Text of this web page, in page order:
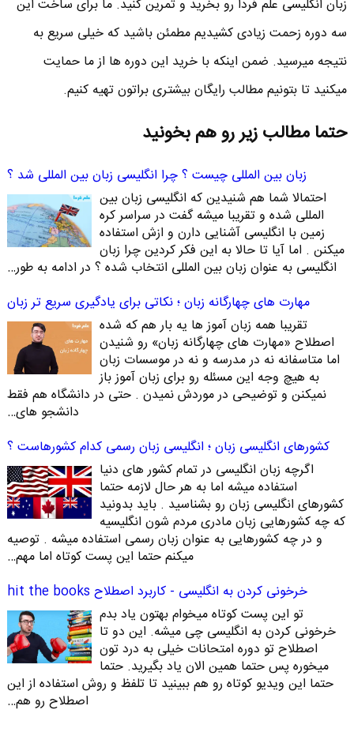
زبان انگلیسی علم فردا رو بخرید و تمرین کنید. ما برای ساخت این
سه دوره زحمت زیادی کشیدیم مطمئن باشید که خیلی سریع به
نتیجه میرسید. ضمن اینکه با خرید این دوره ها از ما حمایت
میکنید تا بتونیم مطالب رایگان بیشتری براتون تهیه کنیم.
حتما مطالب زیر رو هم بخونید
زبان بین المللی چیست ؟ چرا انگلیسی زبان بین المللی شد ؟
احتمالا شما هم شنیدین که انگلیسی زبان بین
المللی شده و تقریبا میشه گفت در سراسر کره
زمین با انگلیسی آشنایی دارن و ازش استفاده
میکنن . اما آیا تا حالا به این فکر کردین چرا زبان
انگلیسی به عنوان زبان بین المللی انتخاب شده ؟ در ادامه به طور…
مهارت های چهارگانه زبان ؛ نکاتی برای یادگیری سریع تر زبان
تقریبا همه زبان آموز ها یه بار هم که شده
اصطلاح «مهارت های چهارگانه زبان» رو شنیدن
اما متاسفانه نه در مدرسه و نه در موسسات زبان
به هیچ وجه این مسئله رو برای زبان آموز باز
نمیکنن و توضیحی در موردش نمیدن . حتی در دانشگاه هم فقط
دانشجو های…
کشورهای انگلیسی زبان ؛ انگلیسی زبان رسمی کدام کشورهاست ؟
اگرچه زبان انگلیسی در تمام کشور های دنیا
استفاده میشه اما به هر حال لازمه حتما
کشورهای انگلیسی زبان رو بشناسید . باید بدونید
که چه کشورهایی زبان مادری مردم شون انگلیسیه
و در چه کشورهایی به عنوان زبان رسمی استفاده میشه . توصیه
میکنم حتما این پست کوتاه اما مهم…
خرخونی کردن به انگلیسی - کاربرد اصطلاح hit the books
تو این پست کوتاه میخوام بهتون یاد بدم
خرخونی کردن به انگلیسی چی میشه. این دو تا
اصطلاح تو دوره امتحانات خیلی به درد تون
میخوره پس حتما همین الان یاد بگیرید. حتما
حتما این ویدیو کوتاه رو هم ببینید تا تلفظ و روش استفاده از این
اصطلاح رو هم…